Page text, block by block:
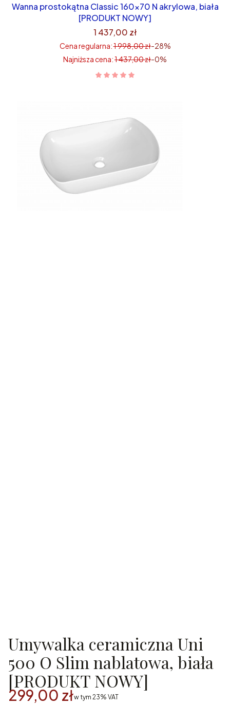
Wanna prostokątna Classic 160×70 N akrylowa, biała
[PRODUKT NOWY]
1 437,00 zł
Cena regularna:1 998,00 zł-28%
Najniższa cena:1 437,00 zł-0%
Umywalka ceramiczna Uni
500 O Slim nablatowa, biała
[PRODUKT NOWY]
299,00 złw tym 23% VAT
w tym 23% VAT